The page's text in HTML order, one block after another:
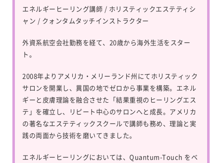
エネルギーヒーリング講師 / ホリスティックエステティシ
ャン / クォンタムタッチインストラクター
外資系航空会社勤務を経て、20歳から海外生活をスター
ト。
2008年よりアメリカ・メリーランド州にてホリスティック
サロンを開業し、異国の地でゼロから事業を構築。エネル
ギーと皮膚理論を融合させた「結果重視のヒーリングエス
テ」を確立し、リピート中心のサロンへと成長。アメリカ
の著名なエステティックスクールで講師も務め、理論と実
践の両面から技術を磨いてきました。
エネルギーヒーリングにおいては、 Quantum-Touch をベ